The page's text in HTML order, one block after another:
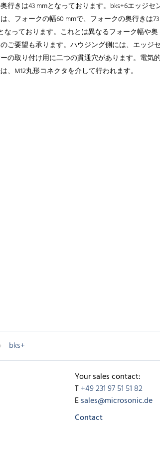
行きは43 mmとなっております。bks+6エッジセ
、フォークの幅60 mmで、フォークの奥行きは73
なっております。これとは異なるフォーク幅や奥
ご要望も承ります。ハウジング側には、エッジセ
の取り付け用に二つの貫通穴があります。電気的
、M12丸形コネクタを介して行われます。
bks+
Your sales contact:
T+49 231 97 51 51 82
Esales@microsonic.de
Contact